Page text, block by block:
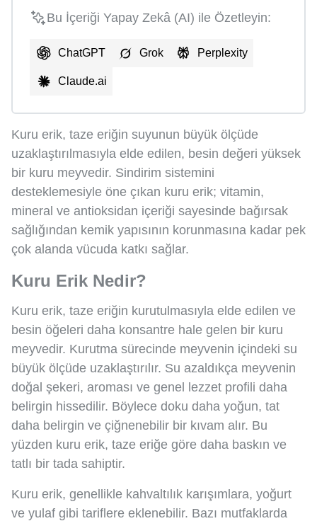
Bu İçeriği Yapay Zekâ (AI) ile Özetleyin:
ChatGPT Grok Perplexity
Claude.ai
Kuru erik, taze eriğin suyunun büyük ölçüde
uzaklaştırılmasıyla elde edilen, besin değeri yüksek
bir kuru meyvedir. Sindirim sistemini
desteklemesiyle öne çıkan kuru erik; vitamin,
mineral ve antioksidan içeriği sayesinde bağırsak
sağlığından kemik yapısının korunmasına kadar pek
çok alanda vücuda katkı sağlar.
Kuru Erik Nedir?
Kuru erik, taze eriğin kurutulmasıyla elde edilen ve
besin öğeleri daha konsantre hale gelen bir kuru
meyvedir. Kurutma sürecinde meyvenin içindeki su
büyük ölçüde uzaklaştırılır. Su azaldıkça meyvenin
doğal şekeri, aroması ve genel lezzet profili daha
belirgin hissedilir. Böylece doku daha yoğun, tat
daha belirgin ve çiğnenebilir bir kıvam alır. Bu
yüzden kuru erik, taze eriğe göre daha baskın ve
tatlı bir tada sahiptir.
Kuru erik, genellikle kahvaltılık karışımlara, yoğurt
ve yulaf gibi tariflere eklenebilir. Bazı mutfaklarda